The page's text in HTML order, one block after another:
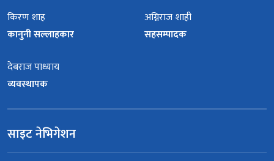
किरण शाह
कानुनी सल्लाहकार
अग्निराज शाही
सहसम्पादक
देबराज पाध्याय
व्यवस्थापक
साइट नेभिगेशन